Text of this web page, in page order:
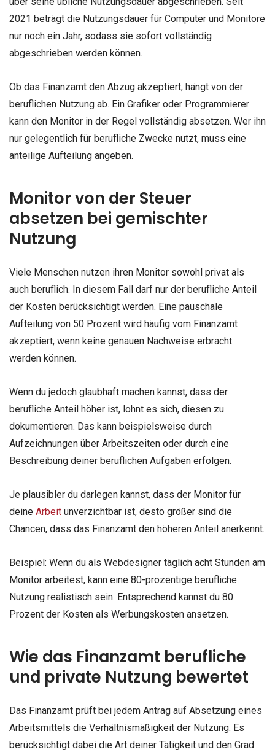
2021 beträgt die Nutzungsdauer für Computer und Monitore
nur noch ein Jahr, sodass sie sofort vollständig
abgeschrieben werden können.
Ob das Finanzamt den Abzug akzeptiert, hängt von der
beruflichen Nutzung ab. Ein Grafiker oder Programmierer
kann den Monitor in der Regel vollständig absetzen. Wer ihn
nur gelegentlich für berufliche Zwecke nutzt, muss eine
anteilige Aufteilung angeben.
Monitor von der Steuer
absetzen bei gemischter
Nutzung
Viele Menschen nutzen ihren Monitor sowohl privat als
auch beruflich. In diesem Fall darf nur der berufliche Anteil
der Kosten berücksichtigt werden. Eine pauschale
Aufteilung von 50 Prozent wird häufig vom Finanzamt
akzeptiert, wenn keine genauen Nachweise erbracht
werden können.
Wenn du jedoch glaubhaft machen kannst, dass der
berufliche Anteil höher ist, lohnt es sich, diesen zu
dokumentieren. Das kann beispielsweise durch
Aufzeichnungen über Arbeitszeiten oder durch eine
Beschreibung deiner beruflichen Aufgaben erfolgen.
Je plausibler du darlegen kannst, dass der Monitor für
deine Arbeit unverzichtbar ist, desto größer sind die
Chancen, dass das Finanzamt den höheren Anteil anerkennt.
Beispiel: Wenn du als Webdesigner täglich acht Stunden am
Monitor arbeitest, kann eine 80-prozentige berufliche
Nutzung realistisch sein. Entsprechend kannst du 80
Prozent der Kosten als Werbungskosten ansetzen.
Wie das Finanzamt berufliche
und private Nutzung bewertet
Das Finanzamt prüft bei jedem Antrag auf Absetzung eines
Arbeitsmittels die Verhältnismäßigkeit der Nutzung. Es
berücksichtigt dabei die Art deiner Tätigkeit und den Grad